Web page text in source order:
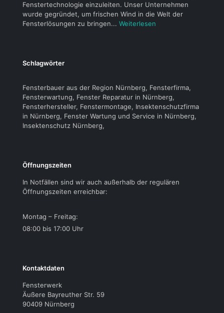
Fenstertechnologie einzuleiten. Unser Unternehmen
wurde gegründet, um frischen Wind in die Welt der
Fensterlösungen zu bringen... Weiterlesen
Schlagwörter
Fensterbauer aus der Region Nürnberg, Fensterfirma,
Fensterwartung, Fenster Reparatur in Nürnberg,
Fensterhersteller, Fenstermontage, Insektenschutzfirma
in Nürnberg, Fenster Wartung und Service in Nürnberg,
Insektenschutz Nürnberg,
Öffnungszeiten
In Notfällen sind wir auch außerhalb der regulären
Öffnungszeiten erreichbar:
Montag – Freitag:
08:00 bis 17:00 Uhr
Kontaktdaten
Fensterwerk
Äußere Bayreuther Str. 59
90409 Nürnberg